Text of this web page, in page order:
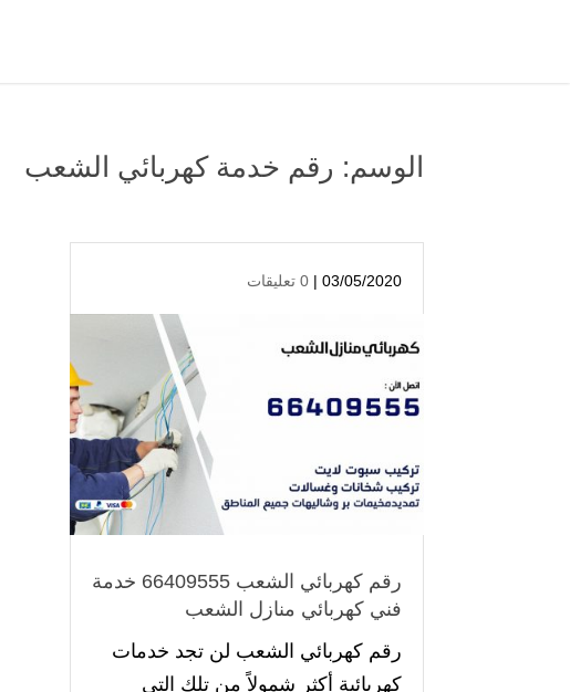
الوسم: رقم خدمة كهربائي الشعب
03/05/2020 | 0 تعليقات
رقم كهربائي الشعب 66409555 خدمة
فني كهربائي منازل الشعب
رقم كهربائي الشعب لن تجد خدمات
كهربائية أكثر شمولاً من تلك التي